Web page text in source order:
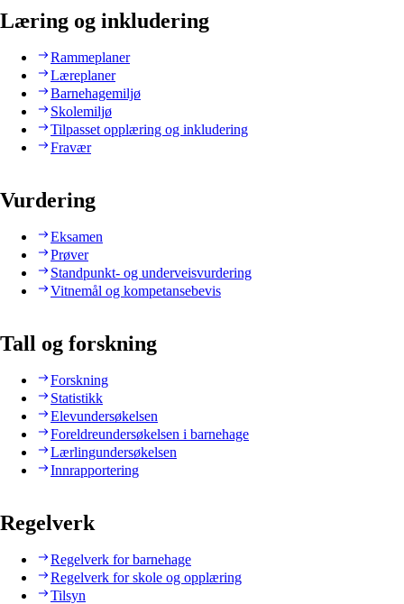
Læring og inkludering
Rammeplaner
Læreplaner
Barnehagemiljø
Skolemiljø
Tilpasset opplæring og inkludering
Fravær
Vurdering
Eksamen
Prøver
Standpunkt- og underveisvurdering
Vitnemål og kompetansebevis
Tall og forskning
Forskning
Statistikk
Elevundersøkelsen
Foreldreundersøkelsen i barnehage
Lærlingundersøkelsen
Innrapportering
Regelverk
Regelverk for barnehage
Regelverk for skole og opplæring
Tilsyn